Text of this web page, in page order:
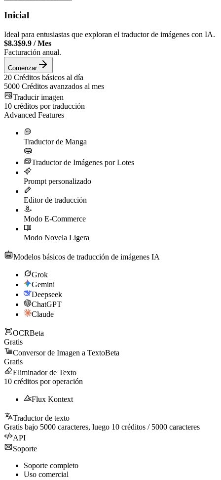
Inicial
Ideal para entusiastas que exploran el traductor de imágenes con IA.
$8.3$9.9 /Mes
Facturación anual.
Comenzar
20 Créditos básicos al día
5000 Créditos avanzados al mes
Traducir imagen
10 créditos por traducción
Advanced Features
Traductor de Manga
Traductor de Imágenes por Lotes
Prompt personalizado
Editor de traducción
Modo E-Commerce
Modo Novela Ligera
Modelos básicos de traducción de imágenes IA
Grok
Gemini
Deepseek
ChatGPT
Claude
OCRBeta
Gratis
Conversor de Imagen a TextoBeta
Gratis
Eliminador de Texto
10 créditos por operación
Flux Kontext
Traductor de texto
Gratis bajo 5000 caracteres, luego 10 créditos / 5000 caracteres
API
Soporte
Soporte completo
Uso comercial